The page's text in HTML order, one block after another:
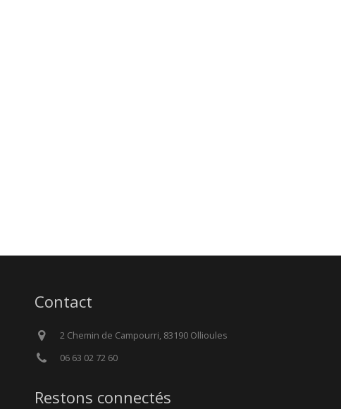
Contact
2 Chemin de Campourri, 83190 Ollioules
06 63 02 72 60
Restons connectés